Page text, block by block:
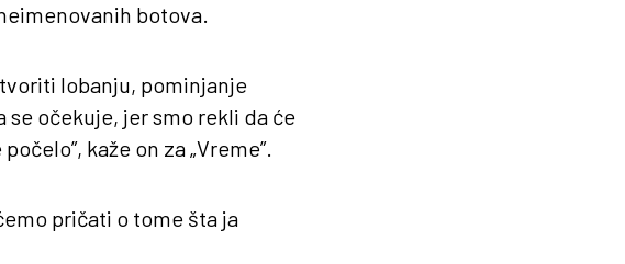
botova.
lobanju, pominjanje
očekuje, jer smo rekli da će
kaže on za „Vreme”.
pričati o tome šta ja